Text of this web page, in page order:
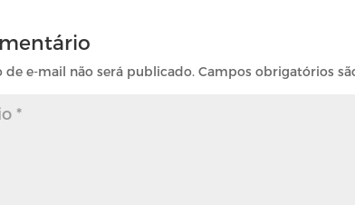
de e-mail não será publicado. Campos obrigatórios